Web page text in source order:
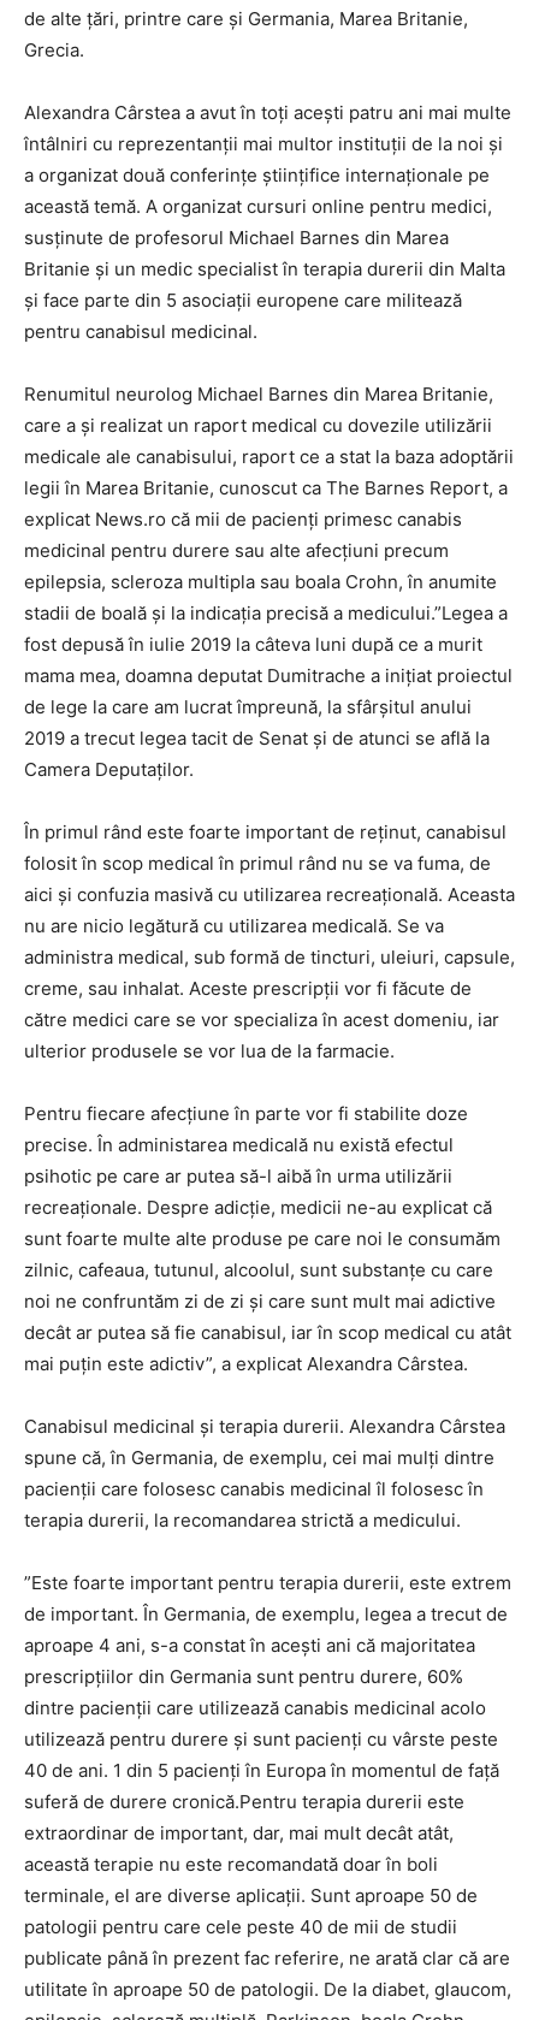
de alte ţări, printre care şi Germania, Marea Britanie,
Grecia.
Alexandra Cârstea a avut în toţi aceşti patru ani mai multe
întâlniri cu reprezentanţii mai multor instituţii de la noi şi
a organizat două conferinţe ştiinţifice internaţionale pe
această temă. A organizat cursuri online pentru medici,
susţinute de profesorul Michael Barnes din Marea
Britanie şi un medic specialist în terapia durerii din Malta
şi face parte din 5 asociaţii europene care militează
pentru canabisul medicinal.
Renumitul neurolog Michael Barnes din Marea Britanie,
care a şi realizat un raport medical cu dovezile utilizării
medicale ale canabisului, raport ce a stat la baza adoptării
legii în Marea Britanie, cunoscut ca The Barnes Report, a
explicat News.ro că mii de pacienţi primesc canabis
medicinal pentru durere sau alte afecţiuni precum
epilepsia, scleroza multipla sau boala Crohn, în anumite
stadii de boală şi la indicaţia precisă a medicului.”Legea a
fost depusă în iulie 2019 la câteva luni după ce a murit
mama mea, doamna deputat Dumitrache a iniţiat proiectul
de lege la care am lucrat împreună, la sfârşitul anului
2019 a trecut legea tacit de Senat şi de atunci se află la
Camera Deputaţilor.
În primul rând este foarte important de reţinut, canabisul
folosit în scop medical în primul rând nu se va fuma, de
aici şi confuzia masivă cu utilizarea recreaţională. Aceasta
nu are nicio legătură cu utilizarea medicală. Se va
administra medical, sub formă de tincturi, uleiuri, capsule,
creme, sau inhalat. Aceste prescripţii vor fi făcute de
către medici care se vor specializa în acest domeniu, iar
ulterior produsele se vor lua de la farmacie.
Pentru fiecare afecţiune în parte vor fi stabilite doze
precise. În administarea medicală nu există efectul
psihotic pe care ar putea să-l aibă în urma utilizării
recreaţionale. Despre adicţie, medicii ne-au explicat că
sunt foarte multe alte produse pe care noi le consumăm
zilnic, cafeaua, tutunul, alcoolul, sunt substanţe cu care
noi ne confruntăm zi de zi şi care sunt mult mai adictive
decât ar putea să fie canabisul, iar în scop medical cu atât
mai puţin este adictiv”, a explicat Alexandra Cârstea.
Canabisul medicinal şi terapia durerii. Alexandra Cârstea
spune că, în Germania, de exemplu, cei mai mulţi dintre
pacienţii care folosesc canabis medicinal îl folosesc în
terapia durerii, la recomandarea strictă a medicului.
”Este foarte important pentru terapia durerii, este extrem
de important. În Germania, de exemplu, legea a trecut de
aproape 4 ani, s-a constat în aceşti ani că majoritatea
prescripţiilor din Germania sunt pentru durere, 60%
dintre pacienţii care utilizează canabis medicinal acolo
utilizează pentru durere şi sunt pacienţi cu vârste peste
40 de ani. 1 din 5 pacienţi în Europa în momentul de faţă
suferă de durere cronică.Pentru terapia durerii este
extraordinar de important, dar, mai mult decât atât,
această terapie nu este recomandată doar în boli
terminale, el are diverse aplicaţii. Sunt aproape 50 de
patologii pentru care cele peste 40 de mii de studii
publicate până în prezent fac referire, ne arată clar că are
utilitate în aproape 50 de patologii. De la diabet, glaucom,